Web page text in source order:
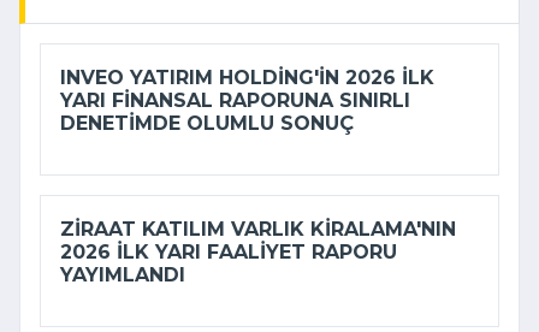
INVEO YATIRIM HOLDING'IN 2026 ILK
YARI FINANSAL RAPORUNA SINIRLI
DENETIMDE OLUMLU SONUÇ
ZIRAAT KATILIM VARLIK KIRALAMA'NIN
2026 ILK YARI FAALIYET RAPORU
YAYIMLANDI